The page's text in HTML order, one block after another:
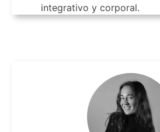
integrativo y corporal.